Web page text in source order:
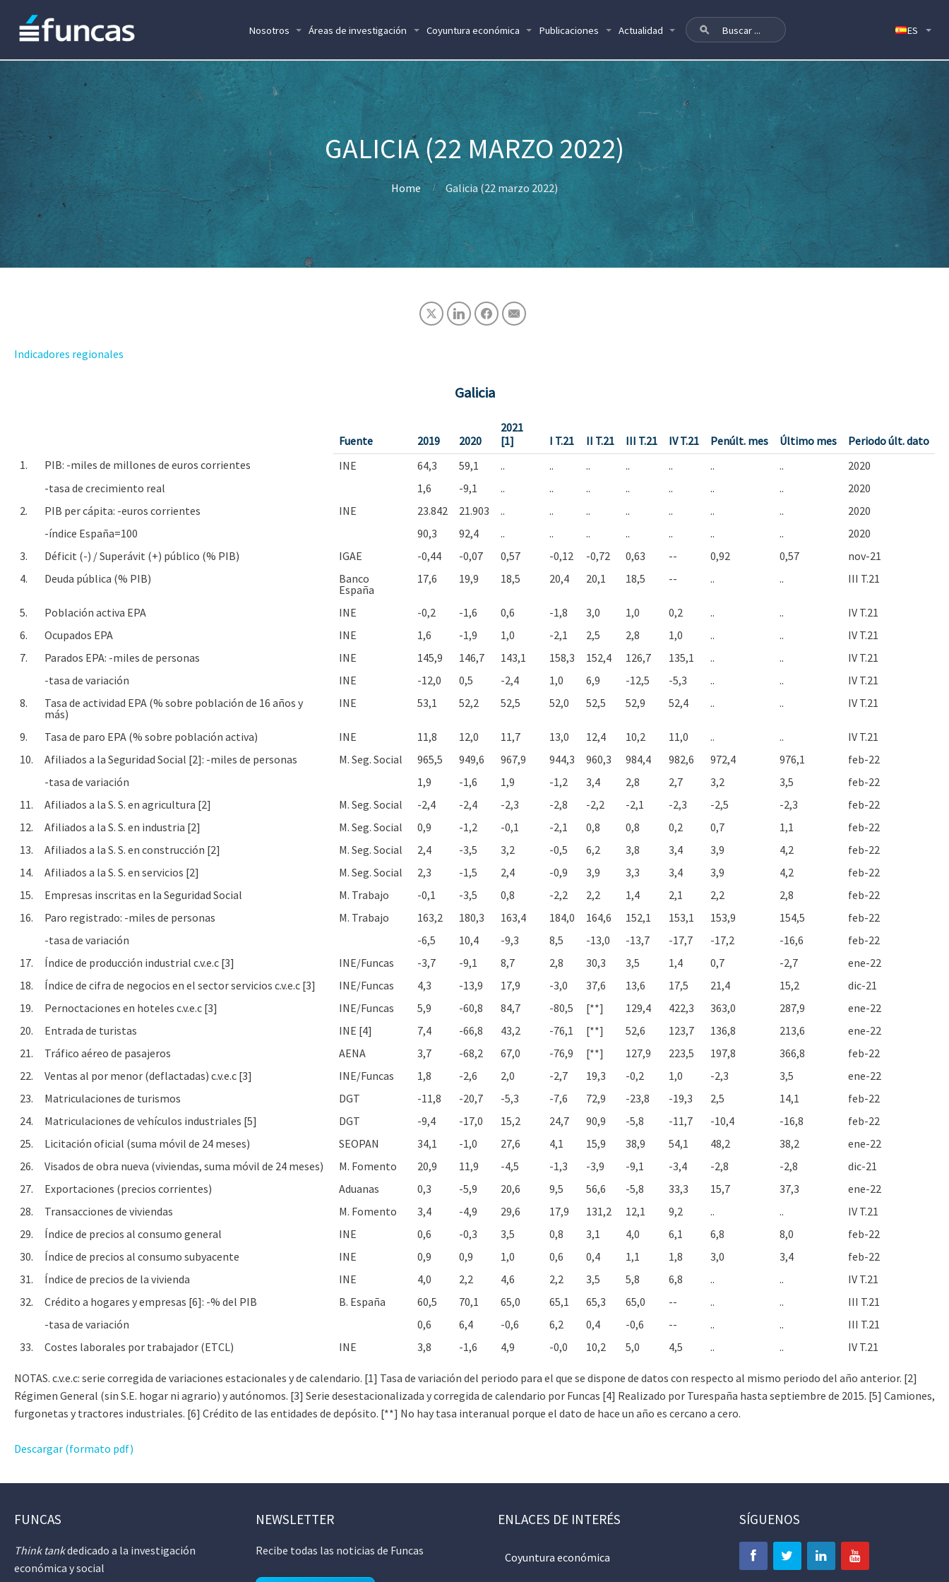
Nosotros Áreas de investigación Coyuntura económica Publicaciones Actualidad
GALICIA (22 MARZO 2022)
Home Galicia (22 marzo 2022)
Indicadores regionales
Galicia
Fuente 2019 2020
2021
[1]
I T.21 II T.21 III T.21 IV T.21 Penúlt. mes Último mes
Periodo últ. dato
1.
PIB: -miles de millones de euros corrientes INE 64,3 59,1 .. .. .. .. .. .. ..
2020
-tasa de crecimiento real
1,6 -9,1 .. .. .. .. .. .. ..
2020
2.
PIB per cápita: -euros corrientes INE 23.842 21.903 .. .. .. .. .. .. ..
2020
-índice España=100
90,3 92,4 .. .. .. .. .. .. ..
2020
3.
Déficit (-) / Superávit (+) público (% PIB) IGAE -0,44 -0,07 0,57 -0,12 -0,72 0,63 -- 0,92 0,57
nov-21
4.
Deuda pública (% PIB)
Banco
España
17,6 19,9 18,5 20,4 20,1 18,5 -- .. .. III T.21
5. Población activa EPA INE -0,2 -1,6 0,6 -1,8 3,0 1,0 0,2 .. ..
IV T.21
6.
Ocupados EPA INE 1,6 -1,9 1,0 -2,1 2,5 2,8 1,0 .. ..
IV T.21
7.
Parados EPA: -miles de personas INE 145,9 146,7 143,1 158,3 152,4 126,7 135,1 .. ..
IV T.21
-tasa de variación
INE -12,0 0,5 -2,4 1,0 6,9 -12,5 -5,3 .. ..
IV T.21
8.
Tasa de actividad EPA (% sobre población de 16 años y
más)
INE 53,1 52,2 52,5 52,0 52,5 52,9 52,4 .. .. IV T.21
9. Tasa de paro EPA (% sobre población activa) INE 11,8 12,0 11,7 13,0 12,4 10,2 11,0 .. ..
IV T.21
10.
Afiliados a la Seguridad Social [2]: -miles de personas M. Seg. Social 965,5 949,6 967,9 944,3 960,3 984,4 982,6 972,4 976,1
feb-22
-tasa de variación
1,9 -1,6 1,9 -1,2 3,4 2,8 2,7 3,2 3,5
feb-22
11.
Afiliados a la S. S. en agricultura [2] M. Seg. Social -2,4 -2,4 -2,3 -2,8 -2,2 -2,1 -2,3 -2,5 -2,3
feb-22
12.
Afiliados a la S. S. en industria [2] M. Seg. Social 0,9 -1,2 -0,1 -2,1 0,8 0,8 0,2 0,7 1,1
feb-22
13.
Afiliados a la S. S. en construcción [2] M. Seg. Social 2,4 -3,5 3,2 -0,5 6,2 3,8 3,4 3,9 4,2
feb-22
14.
Afiliados a la S. S. en servicios [2] M. Seg. Social 2,3 -1,5 2,4 -0,9 3,9 3,3 3,4 3,9 4,2
feb-22
15.
Empresas inscritas en la Seguridad Social M. Trabajo -0,1 -3,5 0,8 -2,2 2,2 1,4 2,1 2,2 2,8
feb-22
16.
Paro registrado: -miles de personas M. Trabajo 163,2 180,3 163,4 184,0 164,6 152,1 153,1 153,9 154,5
feb-22
-tasa de variación
-6,5 10,4 -9,3 8,5 -13,0 -13,7 -17,7 -17,2 -16,6
feb-22
17.
Índice de producción industrial c.v.e.c [3] INE/Funcas -3,7 -9,1 8,7 2,8 30,3 3,5 1,4 0,7 -2,7
ene-22
18.
Índice de cifra de negocios en el sector servicios c.v.e.c [3] INE/Funcas 4,3 -13,9 17,9 -3,0 37,6 13,6 17,5 21,4 15,2
dic-21
19.
Pernoctaciones en hoteles c.v.e.c [3] INE/Funcas 5,9 -60,8 84,7 -80,5 [**] 129,4 422,3 363,0 287,9
ene-22
20.
Entrada de turistas INE [4] 7,4 -66,8 43,2 -76,1 [**] 52,6 123,7 136,8 213,6
ene-22
21.
Tráfico aéreo de pasajeros AENA 3,7 -68,2 67,0 -76,9 [**] 127,9 223,5 197,8 366,8
feb-22
22.
Ventas al por menor (deflactadas) c.v.e.c [3] INE/Funcas 1,8 -2,6 2,0 -2,7 19,3 -0,2 1,0 -2,3 3,5
ene-22
23.
Matriculaciones de turismos DGT -11,8 -20,7 -5,3 -7,6 72,9 -23,8 -19,3 2,5 14,1
feb-22
24.
Matriculaciones de vehículos industriales [5] DGT -9,4 -17,0 15,2 24,7 90,9 -5,8 -11,7 -10,4 -16,8
feb-22
25.
Licitación oficial (suma móvil de 24 meses) SEOPAN 34,1 -1,0 27,6 4,1 15,9 38,9 54,1 48,2 38,2
ene-22
26.
Visados de obra nueva (viviendas, suma móvil de 24 meses) M. Fomento 20,9 11,9 -4,5 -1,3 -3,9 -9,1 -3,4 -2,8 -2,8
dic-21
27.
Exportaciones (precios corrientes) Aduanas 0,3 -5,9 20,6 9,5 56,6 -5,8 33,3 15,7 37,3
ene-22
28.
Transacciones de viviendas M. Fomento 3,4 -4,9 29,6 17,9 131,2 12,1 9,2 .. ..
IV T.21
29.
Índice de precios al consumo general INE 0,6 -0,3 3,5 0,8 3,1 4,0 6,1 6,8 8,0
feb-22
30.
Índice de precios al consumo subyacente INE 0,9 0,9 1,0 0,6 0,4 1,1 1,8 3,0 3,4
feb-22
31.
Índice de precios de la vivienda INE 4,0 2,2 4,6 2,2 3,5 5,8 6,8 .. ..
IV T.21
32.
Crédito a hogares y empresas [6]: -% del PIB B. España 60,5 70,1 65,0 65,1 65,3 65,0 -- .. ..
III T.21
-tasa de variación
0,6 6,4 -0,6 6,2 0,4 -0,6 -- .. ..
III T.21
33.
Costes laborales por trabajador (ETCL) INE 3,8 -1,6 4,9 -0,0 10,2 5,0 4,5 .. .. IV T.21
NOTAS. c.v.e.c: serie corregida de variaciones estacionales y de calendario. [1] Tasa de variación del periodo para el que se dispone de datos con respecto al mismo periodo del año anterior. [2]
Régimen General (sin S.E. hogar ni agrario) y autónomos. [3] Serie desestacionalizada y corregida de calendario por Funcas [4] Realizado por Turespaña hasta septiembre de 2015. [5] Camiones,
furgonetas y tractores industriales. [6] Crédito de las entidades de depósito. [**] No hay tasa interanual porque el dato de hace un año es cercano a cero.
Descargar (formato pdf)
FUNCAS
Think tankdedicado a la investigación
económica y social
NEWSLETTER
Recibe todas las noticias de Funcas
ENLACES DE INTERÉS
Coyuntura económica
SÍGUENOS